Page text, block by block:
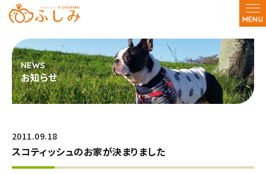
MENU
お知らせ
2011.09.18
スコティッシュのお家が決まりました